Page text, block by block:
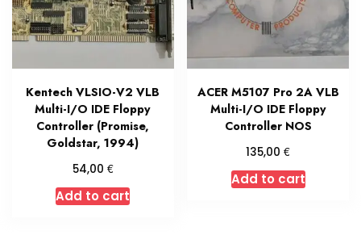
Kentech VLSIO-V2 VLB
Multi-I/O IDE Floppy
Controller (Promise,
Goldstar, 1994)
54,00 €
Add to cart
ACER M5107 Pro 2A VLB
Multi-I/O IDE Floppy
Controller NOS
135,00€
Add to cart